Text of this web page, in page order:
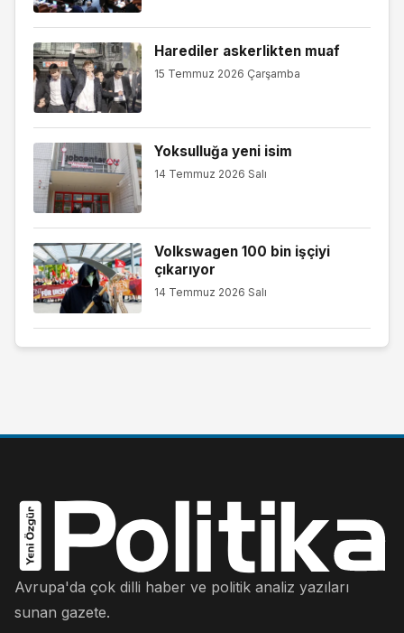
Harediler askerlikten muaf
15 Temmuz 2026 Çarşamba
Yoksulluğa yeni isim
14 Temmuz 2026 Salı
Volkswagen 100 bin işçiyi
çıkarıyor
14 Temmuz 2026 Salı
Avrupa'da çok dilli haber ve politik analiz yazıları
sunan gazete.